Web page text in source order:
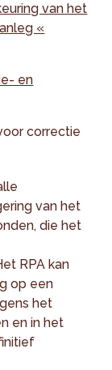
van het
«
en
correctie
van het
die het
RPA kan
op een
het
en in het